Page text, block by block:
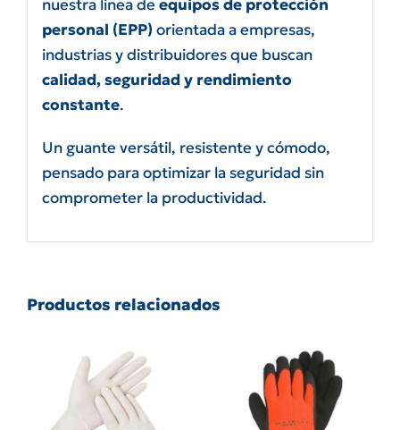
nuestra línea deequipos de protección
personal (EPP) orientada a empresas,
industrias y distribuidores que buscan
calidad, seguridad y rendimiento
constante.
Un guante versátil, resistente y cómodo,
pensado para optimizar la seguridad sin
comprometer la productividad.
Productos relacionados